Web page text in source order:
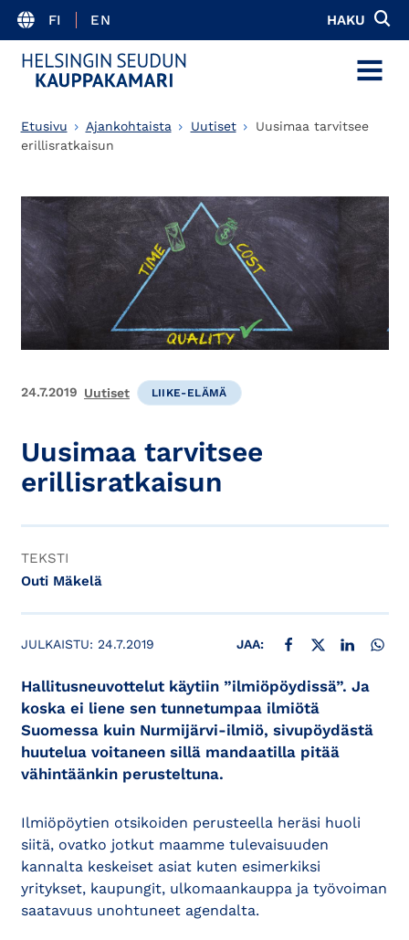
FI EN HAKU
MENU
Etusivu Ajankohtaista Uutiset
Uusimaa tarvitsee
erillisratkaisun
24.7.2019 Uutiset LIIKE-ELÄMÄ
Uusimaa tarvitsee
erillisratkaisun
TEKSTI
Outi Mäkelä
JULKAISTU: 24.7.2019 JAA: JAA FACEBOOKISSA
JAA X:SSÄ JAA
Hallitusneuvottelut käytiin ”ilmiöpöydissä”. Ja
koska ei liene sen tunnetumpaa ilmiötä
Suomessa kuin Nurmijärvi-ilmiö, sivupöydästä
huutelua voitaneen sillä mandaatilla pitää
vähintäänkin perusteltuna.
Ilmiöpöytien otsikoiden perusteella heräsi huoli
siitä, ovatko jotkut maamme tulevaisuuden
kannalta keskeiset asiat kuten esimerkiksi
yritykset, kaupungit, ulkomaankauppa ja työvoiman
saatavuus unohtuneet agendalta.